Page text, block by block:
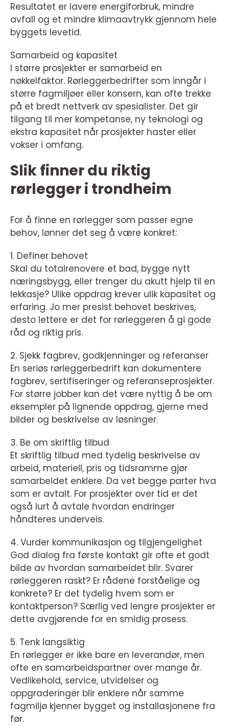
Resultatet er lavere energiforbruk, mindre
avfall og et mindre klimaavtrykk gjennom hele
byggets levetid.
Samarbeid og kapasitet
I større prosjekter er samarbeid en
nøkkelfaktor. Rørleggerbedrifter som inngår i
større fagmiljøer eller konsern, kan ofte trekke
på et bredt nettverk av spesialister. Det gir
tilgang til mer kompetanse, ny teknologi og
ekstra kapasitet når prosjekter haster eller
vokser i omfang.
Slik finner du riktig
rørlegger i trondheim
For å finne en rørlegger som passer egne
behov, lønner det seg å være konkret:
1. Definer behovet
Skal du totalrenovere et bad, bygge nytt
næringsbygg, eller trenger du akutt hjelp til en
lekkasje? Ulike oppdrag krever ulik kapasitet og
erfaring. Jo mer presist behovet beskrives,
desto lettere er det for rørleggeren å gi gode
råd og riktig pris.
2. Sjekk fagbrev, godkjenninger og referanser
En seriøs rørleggerbedrift kan dokumentere
fagbrev, sertifiseringer og referanseprosjekter.
For større jobber kan det være nyttig å be om
eksempler på lignende oppdrag, gjerne med
bilder og beskrivelse av løsninger.
3. Be om skriftlig tilbud
Et skriftlig tilbud med tydelig beskrivelse av
arbeid, materiell, pris og tidsramme gjør
samarbeidet enklere. Da vet begge parter hva
som er avtalt. For prosjekter over tid er det
også lurt å avtale hvordan endringer
håndteres underveis.
4. Vurder kommunikasjon og tilgjengelighet
God dialog fra første kontakt gir ofte et godt
bilde av hvordan samarbeidet blir. Svarer
rørleggeren raskt? Er rådene forståelige og
konkrete? Er det tydelig hvem som er
kontaktperson? Særlig ved lengre prosjekter er
dette avgjørende for en smidig prosess.
5. Tenk langsiktig
En rørlegger er ikke bare en leverandør, men
ofte en samarbeidspartner over mange år.
Vedlikehold, service, utvidelser og
oppgraderinger blir enklere når samme
fagmiljø kjenner bygget og installasjonene fra
før.